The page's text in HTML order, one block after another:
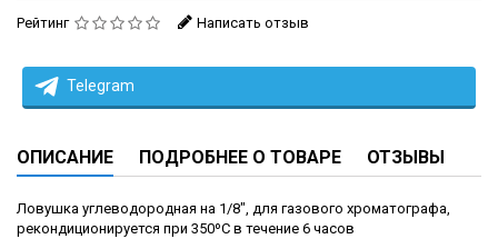
Рейтинг Написать отзыв
Telegram
ОПИСАНИЕ ПОДРОБНЕЕ О ТОВАРЕ ОТЗЫВЫ
Ловушка углеводородная на 1/8", для газового хроматографа,
рекондиционируется при 350ºС в течение 6 часов